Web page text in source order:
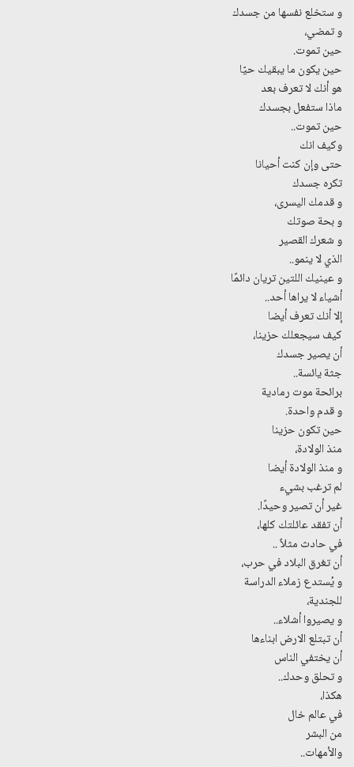
و ستخلع نفسها من جسدك
و تمضي،
حين تموت.
حين يكون ما يبقيك حيّا
هو أنك لا تعرف بعد
ماذا ستفعل بجسدك
حين تموت..
وكيف انك
حتى وإن كنت أحيانا
تكره جسدك
و قدمك اليسرى،
و بحة صوتك
و شعرك القصير
الذي لا ينمو..
و عينيك اللتين تريان دائمًا
أشياء لا يراها أحد..
إلا أنك تعرف أيضا
كيف سيجعلك حزينا،
أن يصير جسدك
جثة يائسة..
برائحة موت رمادية
و قدم واحدة.
حين تكون حزينا
منذ الولادة،
و منذ الولادة أيضا
لم ترغب بشيء
غير أن تصير وحيدًا.
أن تفقد عائلتك كلها،
في حادث مثلاً ..
أن تغرق البلاد في حرب،
و يُستدع زملاء الدراسة
للجندية،
و يصيروا أشلاء..
أن تبتلع الارض ابناءها
أن يختفي الناس
و تحلق وحدك..
هكذا،
في عالم خال
من البشر
والأمهات..